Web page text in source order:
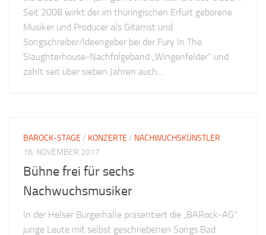
Seit 2008 wirkt der im thüringischen Erfurt geborene
Musiker und Producer als Gitarrist und
Songschreiber/Ideengeber bei der Fury In The
Slaughterhouse-Nachfolgeband „Wingenfelder“ und
zählt seit über sieben Jahren auch...
BAROCK-STAGE / KONZERTE / NACHWUCHSKÜNSTLER
16. NOVEMBER 2017
Bühne frei für sechs
Nachwuchsmusiker
In der Helser Bürgerhalle präsentiert die „BARock-AG“
junge Leute mit selbst geschriebenen Songs Bad